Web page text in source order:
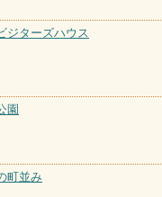
ジターズハウス
園
町並み